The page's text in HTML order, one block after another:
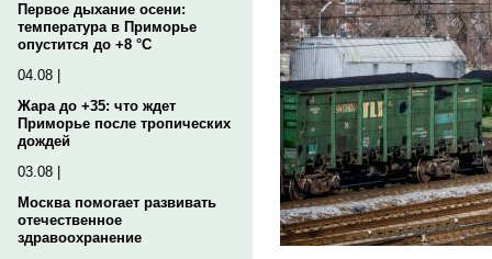
Первое дыхание осени:
температура в Приморье
опустится до +8 °C
04.08 |
Жара до +35: что ждет
Приморье после тропических
дождей
03.08 |
Москва помогает развивать
отечественное
здравоохранение